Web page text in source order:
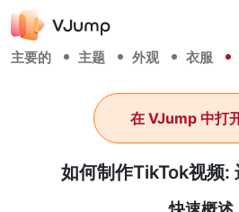
主要的 主题 外观 衣服
如何制作TikTok视频:
在 VJump 中打